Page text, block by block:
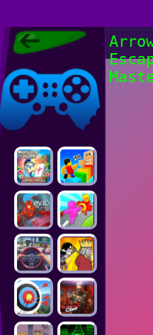
Juegos Friv
2022, Juegos
2022
Juegos Friv